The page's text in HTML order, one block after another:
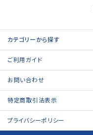
カテゴリーから探す
ご利用ガイド
お問い合わせ
特定商取引法表示
プライバシーポリシー